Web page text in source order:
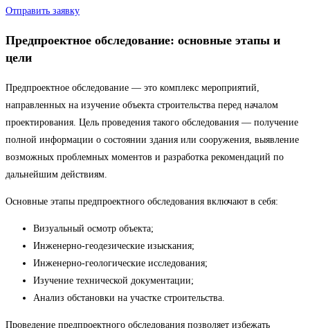
Отправить заявку
Предпроектное обследование: основные этапы и
цели
Предпроектное обследование — это комплекс мероприятий,
направленных на изучение объекта строительства перед началом
проектирования. Цель проведения такого обследования — получение
полной информации о состоянии здания или сооружения, выявление
возможных проблемных моментов и разработка рекомендаций по
дальнейшим действиям.
Основные этапы предпроектного обследования включают в себя:
Визуальный осмотр объекта;
Инженерно-геодезические изыскания;
Инженерно-геологические исследования;
Изучение технической документации;
Анализ обстановки на участке строительства.
Проведение предпроектного обследования позволяет избежать